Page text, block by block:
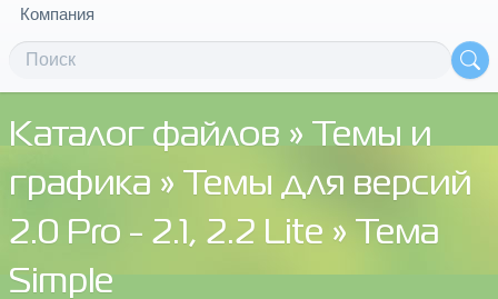
Компания
Каталог файлов »
Темы и
графика »
Темы для версий
2.0 Pro - 2.1, 2.2 Lite » Тема
Simple